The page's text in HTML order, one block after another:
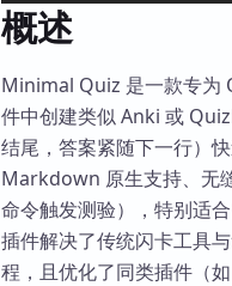
概述
Minimal Quiz 是一款专为
件中创建类似 Anki 或
结尾，答案紧随下一行）
Markdown 原生支持、无
命令触发测验），特别适
插件解决了传统闪卡工具
程，且优化了同类插件（